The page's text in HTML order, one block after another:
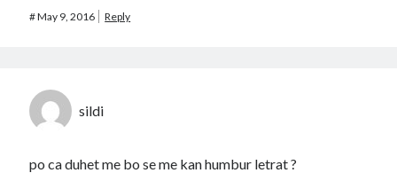
#May 9, 2016 Reply
sildi
po ca duhet me bo se me kan humbur letrat ?